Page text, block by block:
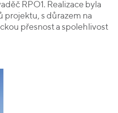
RPO1. Realizace byla
projektu, s důrazem na
přesnost a spolehlivost